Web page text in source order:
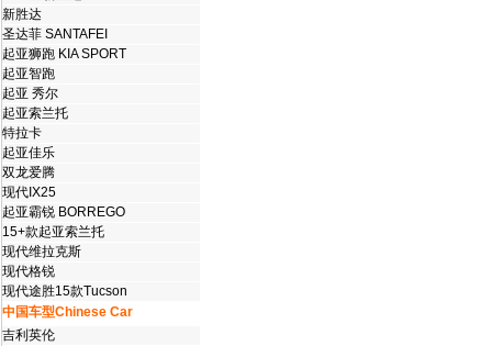
新胜达
圣达菲 SANTAFEI
起亚狮跑 KIA SPORT
起亚智跑
起亚 秀尔
起亚索兰托
特拉卡
起亚佳乐
双龙爱腾
现代IX25
起亚霸锐 BORREGO
15+款起亚索兰托
现代维拉克斯
现代格锐
现代途胜15款Tucson
中国车型Chinese Car
吉利英伦